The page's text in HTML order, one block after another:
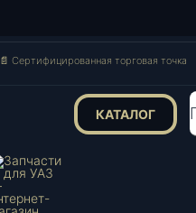
📄 Сертифицированная торговая точка
КАТАЛОГ